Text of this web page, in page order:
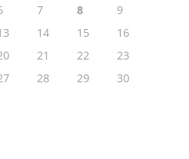
7 8
9
14 15
16
21 22
23
28 29
30